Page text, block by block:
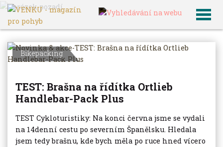
VENKU Archiv článků
Bikepacking
TEST: Brašna na řídítka Ortlieb
Handlebar-Pack Plus
TEST Cykloturistiky: Na konci června jsme se vydali
na 14denní cestu po severním Španělsku. Hledala
jsem tedy brašnu, kde bych měla po ruce hned vícero